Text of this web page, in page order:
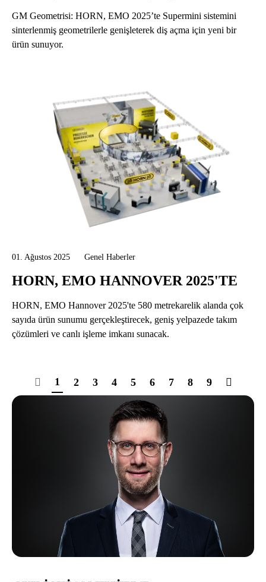
GM Geometrisi: HORN, EMO 2025’te Supermini sistemini
sinterlenmiş geometrilerle genişleterek diş açma için yeni bir
ürün sunuyor.
01. Ağustos 2025 Genel Haberler
HORN, EMO HANNOVER 2025'TE
HORN, EMO Hannover 2025'te 580 metrekarelik alanda çok
sayıda ürün sunumu gerçekleştirecek, geniş yelpazede takım
çözümleri ve canlı işleme imkanı sunacak.
1 2 3 4 5 6 7 8 9